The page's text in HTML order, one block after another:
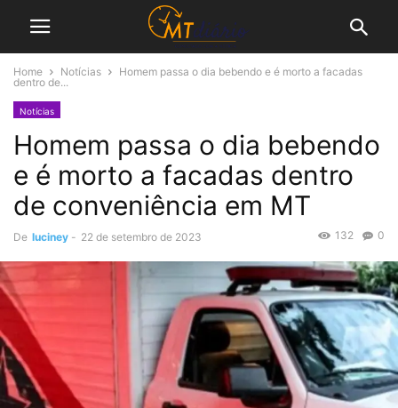
Home Notícias
Homem passa o dia bebendo e é morto a facadas
dentro de...
Notícias
Homem passa o dia bebendo
e é morto a facadas dentro
de conveniência em MT
De luciney - 22 de setembro de 2023 0
132